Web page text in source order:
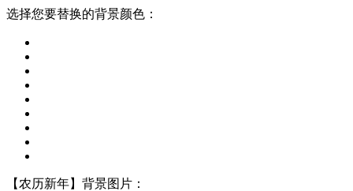
选择您要替换的背景颜色：
【农历新年】背景图片：